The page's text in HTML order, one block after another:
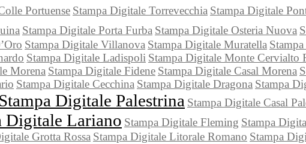
Portuense Stampa Digitale Torrevecchia Stampa Digitale
Stampa Digitale Porta Furba Stampa Digitale Osteria Nuova
Stampa Digitale Villanova Stampa Digitale Muratella
Stampa Digitale Ladispoli Stampa Digitale Monte Cervialto
Morena Stampa Digitale Fidene Stampa Digitale Casal Morena
Stampa Digitale Cecchina Stampa Digitale Dragona Stampa
Stampa Digitale Palestrina Stampa Digitale Casal
Digitale Lariano Stampa Digitale Fleming Stampa
Grotta Rossa Stampa Digitale Litorale Romano Stampa